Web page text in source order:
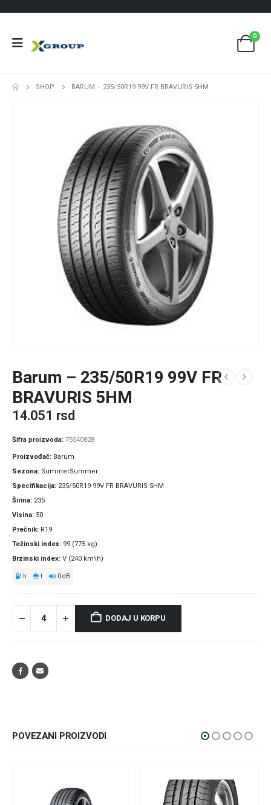
0
SHOP BARUM – 235/50R19 99V FR BRAVURIS 5HM
Barum – 235/50R19 99V FR
BRAVURIS 5HM
14.051 rsd
Šifra proizvoda: 75540828
Proizvođač Barum
Sezona SummerSummer
Specifikacija 235/50R19 99V FR BRAVURIS 5HM
Širina 235
Visina 50
Prečnik R19
Težinski index 99 (775 kg)
Brzinski index V (240 km\h)
h t 0 dB
DODAJ U KORPU
POVEZANI PROIZVODI